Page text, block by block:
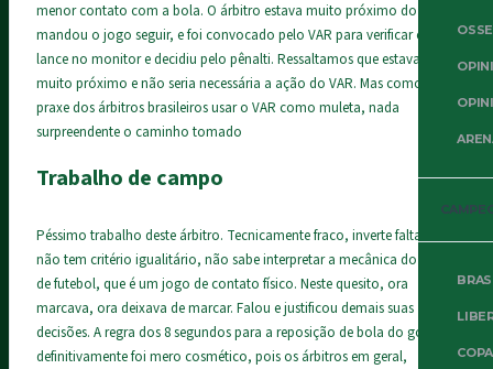
menor contato com a bola. O árbitro estava muito próximo do lance,
mandou o jogo seguir, e foi convocado pelo VAR para verificar o
lance no monitor e decidiu pelo pênalti. Ressaltamos que estava
muito próximo e não seria necessária a ação do VAR. Mas como é
praxe dos árbitros brasileiros usar o VAR como muleta, nada
surpreendente o caminho tomado
Trabalho de campo
Péssimo trabalho deste árbitro. Tecnicamente fraco, inverte faltas,
não tem critério igualitário, não sabe interpretar a mecânica do jogo
de futebol, que é um jogo de contato físico. Neste quesito, ora
marcava, ora deixava de marcar. Falou e justificou demais suas
decisões. A regra dos 8 segundos para a reposição de bola do goleiro,
definitivamente foi mero cosmético, pois os árbitros em geral,